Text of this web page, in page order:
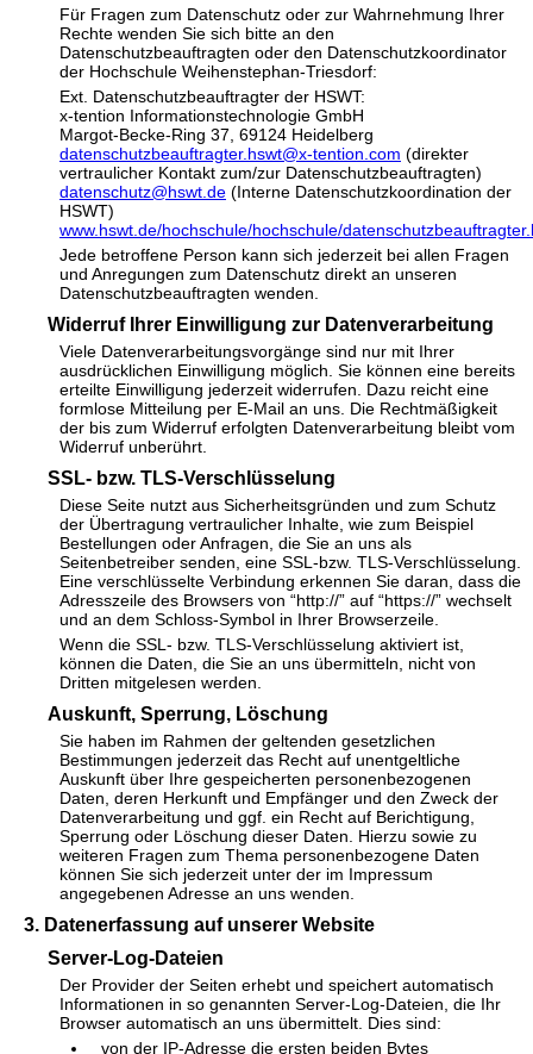
Für Fragen zum Datenschutz oder zur Wahrnehmung Ihrer
Rechte wenden Sie sich bitte an den
Datenschutzbeauftragten oder den Datenschutzkoordinator
der Hochschule Weihenstephan-Triesdorf:
Ext. Datenschutzbeauftragter der HSWT:
x-tention Informationstechnologie GmbH
Margot-Becke-Ring 37, 69124 Heidelberg
datenschutzbeauftragter.hswt@x-tention.com (direkter
vertraulicher Kontakt zum/zur Datenschutzbeauftragten)
datenschutz@hswt.de (Interne Datenschutzkoordination der
HSWT)
www.hswt.de/hochschule/hochschule/
Jede betroffene Person kann sich jederzeit bei allen Fragen
und Anregungen zum Datenschutz direkt an unseren
Datenschutzbeauftragten wenden.
Widerruf Ihrer Einwilligung zur Datenverarbeitung
Viele Datenverarbeitungsvorgänge sind nur mit Ihrer
ausdrücklichen Einwilligung möglich. Sie können eine bereits
erteilte Einwilligung jederzeit widerrufen. Dazu reicht eine
formlose Mitteilung per E-Mail an uns. Die Rechtmäßigkeit
der bis zum Widerruf erfolgten Datenverarbeitung bleibt vom
Widerruf unberührt.
SSL- bzw. TLS-Verschlüsselung
Diese Seite nutzt aus Sicherheitsgründen und zum Schutz
der Übertragung vertraulicher Inhalte, wie zum Beispiel
Bestellungen oder Anfragen, die Sie an uns als
Seitenbetreiber senden, eine SSL-bzw. TLS-Verschlüsselung.
Eine verschlüsselte Verbindung erkennen Sie daran, dass die
Adresszeile des Browsers von “http://” auf “https://” wechselt
und an dem Schloss-Symbol in Ihrer Browserzeile.
Wenn die SSL- bzw. TLS-Verschlüsselung aktiviert ist,
können die Daten, die Sie an uns übermitteln, nicht von
Dritten mitgelesen werden.
Auskunft, Sperrung, Löschung
Sie haben im Rahmen der geltenden gesetzlichen
Bestimmungen jederzeit das Recht auf unentgeltliche
Auskunft über Ihre gespeicherten personenbezogenen
Daten, deren Herkunft und Empfänger und den Zweck der
Datenverarbeitung und ggf. ein Recht auf Berichtigung,
Sperrung oder Löschung dieser Daten. Hierzu sowie zu
weiteren Fragen zum Thema personenbezogene Daten
können Sie sich jederzeit unter der im Impressum
angegebenen Adresse an uns wenden.
3. Datenerfassung auf unserer Website
Server-Log-Dateien
Der Provider der Seiten erhebt und speichert automatisch
Informationen in so genannten Server-Log-Dateien, die Ihr
Browser automatisch an uns übermittelt. Dies sind:
von der IP-Adresse die ersten beiden Bytes